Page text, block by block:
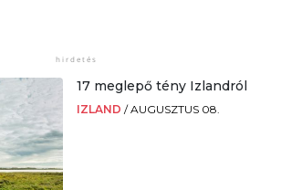
17 meglepő tény Izlandról
IZLAND /AUGUSZTUS 08.